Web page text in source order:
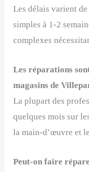
Les délais varient
simples à 1-2
complexes
Les réparations
magasins de
La plupart des
quelques mois sur
la main-d’œuvre et
Peut-on faire